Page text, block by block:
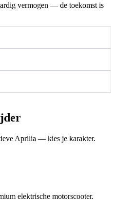
vermogen — de toekomst is
Aprilia — kies je karakter.
elektrische motorscooter.